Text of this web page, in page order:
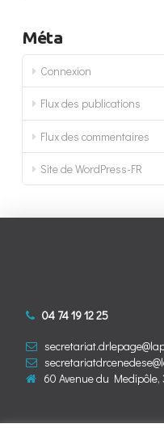
Méta
Connexion
Flux des publications
Flux des commentaires
Site de WordPress-FR
04 74 19 12 25
60 Avenue du